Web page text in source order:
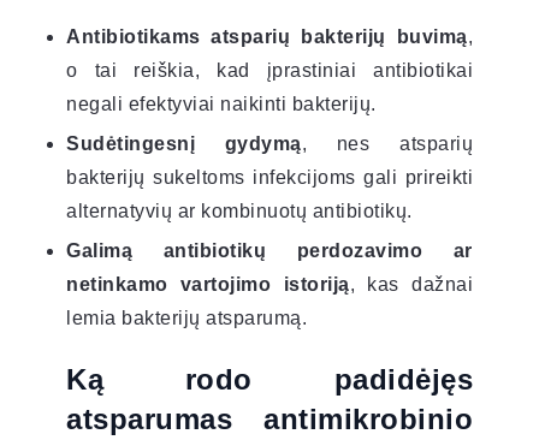
Antibiotikams atsparių bakterijų buvimą,
o tai reiškia, kad įprastiniai antibiotikai
negali efektyviai naikinti bakterijų.
Sudėtingesnį gydymą, nes atsparių
bakterijų sukeltoms infekcijoms gali prireikti
alternatyvių ar kombinuotų antibiotikų.
Galimą antibiotikų perdozavimo ar
netinkamo vartojimo istoriją, kas dažnai
lemia bakterijų atsparumą.
Ką rodo padidėjęs
atsparumas antimikrobinio